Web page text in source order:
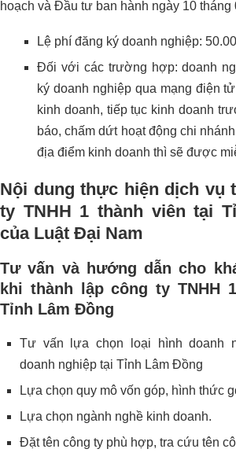
hoạch và Đầu tư ban hành ngày 10 tháng
Lệ phí đăng ký doanh nghiệp:
Đối với các trường hợp: doanh
ký doanh nghiệp qua mạng điện
kinh doanh, tiếp tục kinh doanh
báo, chấm dứt hoạt động chi
địa điểm kinh doanh thì sẽ được
Nội dung thực hiện dịch vụ
ty TNHH 1 thành viên tại
của Luật Đại Nam
Tư vấn và hướng dẫn cho
khi thành lập công ty TNHH
Tỉnh Lâm Đồng
Tư vấn lựa chọn loại hình doanh
doanh nghiệp tại Tỉnh Lâm Đồng
Lựa chọn quy mô vốn góp, hình thức
Lựa chọn ngành nghề kinh doanh.
Đặt tên công ty phù hợp, tra cứu tên